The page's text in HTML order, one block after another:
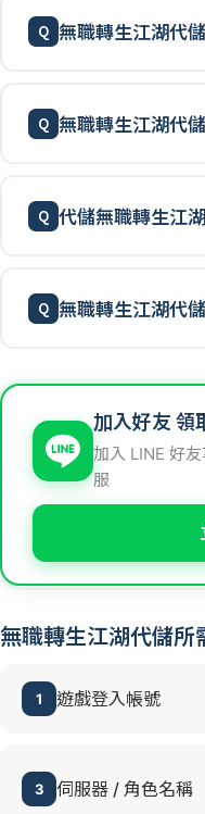
無職轉生江湖代
無職轉生江湖代
代儲無職轉生江
無職轉生江湖代
加入好友 領
加入 LINE 好
服
無職轉生江湖代儲所
1 遊戲登入帳號
3 伺服器 / 角色名稱